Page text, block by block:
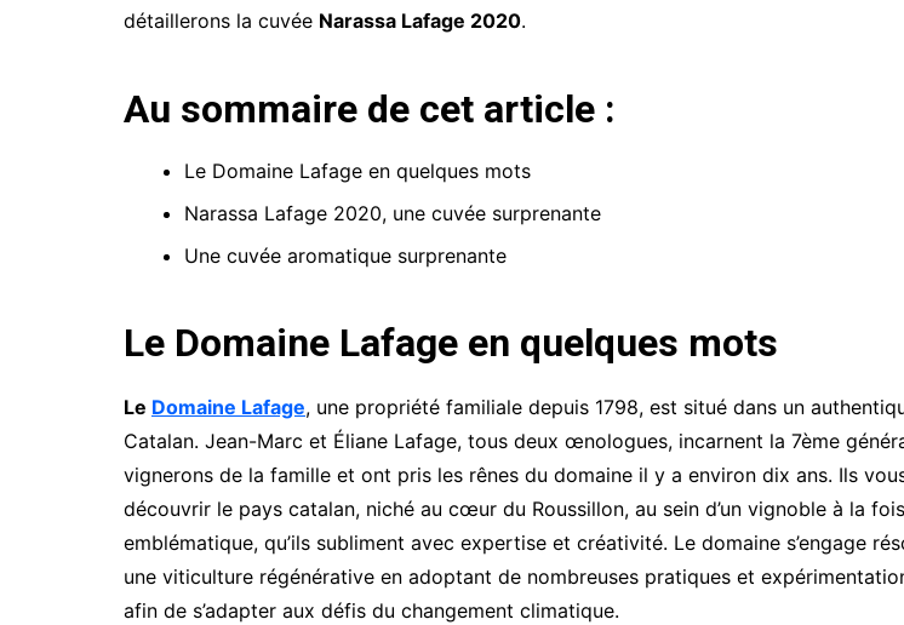
détaillerons la cuvée Narassa Lafage 2020.
Au sommaire de cet article :
Le Domaine Lafage en quelques mots
Narassa Lafage 2020, une cuvée surprenante
Une cuvée aromatique surprenante
Le Domaine Lafage en quelques mots
Le Domaine Lafage, une propriété familiale depuis 1798, est situé dans un
Catalan. Jean-Marc et Éliane Lafage, tous deux œnologues, incarnent la 7ème
vignerons de la famille et ont pris les rênes du domaine il y a environ dix ans. Ils
découvrir le pays catalan, niché au cœur du Roussillon, au sein d’un vignoble à la
emblématique, qu’ils subliment avec expertise et créativité. Le domaine s’engage
une viticulture régénérative en adoptant de nombreuses pratiques et
afin de s’adapter aux défis du changement climatique.